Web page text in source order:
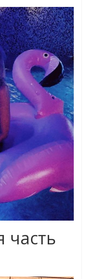
часть